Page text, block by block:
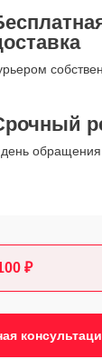
день
₽